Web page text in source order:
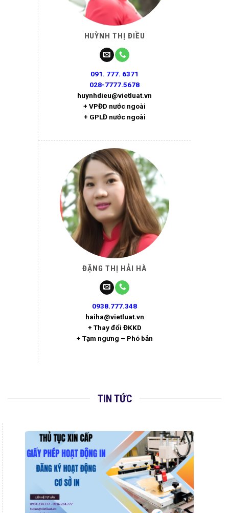
HUỲNH THỊ ĐIỀU
091. 777. 6371
028-7777.5678
huynhdieu@vietluat.vn
+ VPĐD nước ngoài
+ GPLĐ nước ngoài
ĐẶNG THỊ HẢI HÀ
0938.777.348
haiha@vietluat.vn
+ Thay đổi ĐKKD
+ Tạm ngưng – Phó bản
TIN TỨC